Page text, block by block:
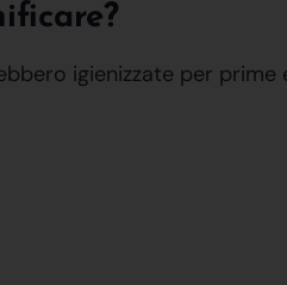
igienizzate per